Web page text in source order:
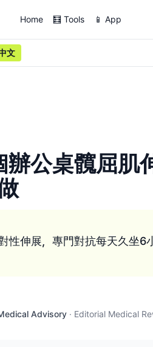
Home 🧮 Tools 📱 App
文
公桌髖屈肌
性伸展，專門對抗每天久坐6
Advisory · Editorial Medical